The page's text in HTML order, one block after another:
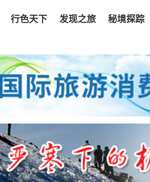
行色天下 发现之旅 秘境探踪